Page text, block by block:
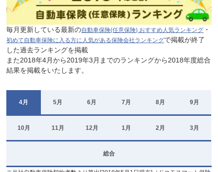
毎月更新している最新の自動車保険(任意保険) おすすめ人気ランキング ・
初めて自動車保険に入る方に人気がある保険会社ランキングで掲載が終了
した過去ランキングを掲載
また2018年4月から2019年3月までのランキングから2018年度総合
結果を掲載をいたします。
4月 5月 6月 7月 8月 9月
10月 11月 12月 1月 2月 3月
総合